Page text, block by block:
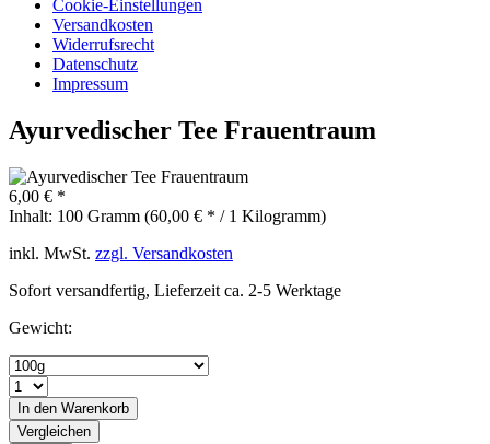
Cookie-Einstellungen
Versandkosten
Widerrufsrecht
Datenschutz
Impressum
Ayurvedischer Tee Frauentraum
6,00 € *
Inhalt: 100 Gramm (60,00 € * / 1 Kilogramm)
inkl. MwSt. zzgl. Versandkosten
Sofort versandfertig, Lieferzeit ca. 2-5 Werktage
Gewicht:
In den Warenkorb
Vergleichen